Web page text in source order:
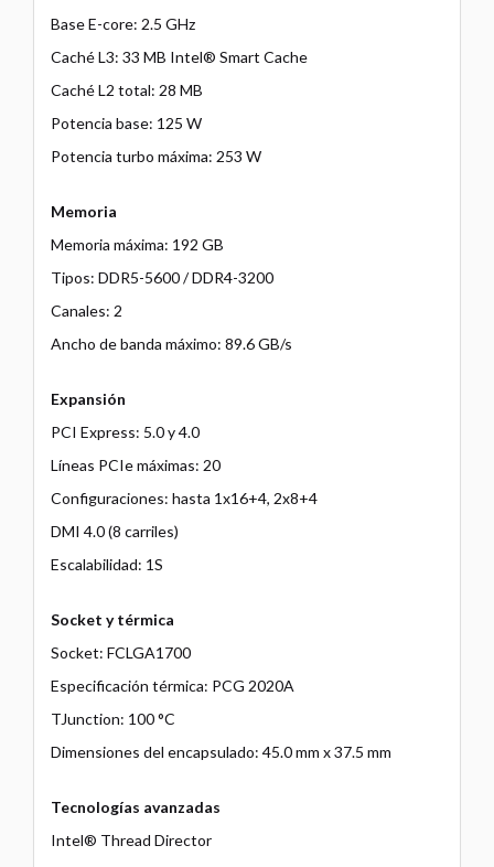
Base E-core: 2.5 GHz
Caché L3: 33 MB Intel® Smart Cache
Caché L2 total: 28 MB
Potencia base: 125 W
Potencia turbo máxima: 253 W
Memoria
Memoria máxima: 192 GB
Tipos: DDR5-5600 / DDR4-3200
Canales: 2
Ancho de banda máximo: 89.6 GB/s
Expansión
PCI Express: 5.0 y 4.0
Líneas PCIe máximas: 20
Configuraciones: hasta 1x16+4, 2x8+4
DMI 4.0 (8 carriles)
Escalabilidad: 1S
Socket y térmica
Socket: FCLGA1700
Especificación térmica: PCG 2020A
TJunction: 100 °C
Dimensiones del encapsulado: 45.0 mm x 37.5 mm
Tecnologías avanzadas
Intel® Thread Director